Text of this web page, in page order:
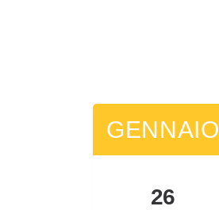
GENNAIO
26
GENNAIO
25